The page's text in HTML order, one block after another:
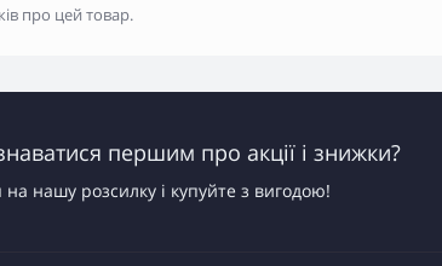
про цей товар.
першим про акції і знижки?
на нашу розсилку і купуйте з вигодою!